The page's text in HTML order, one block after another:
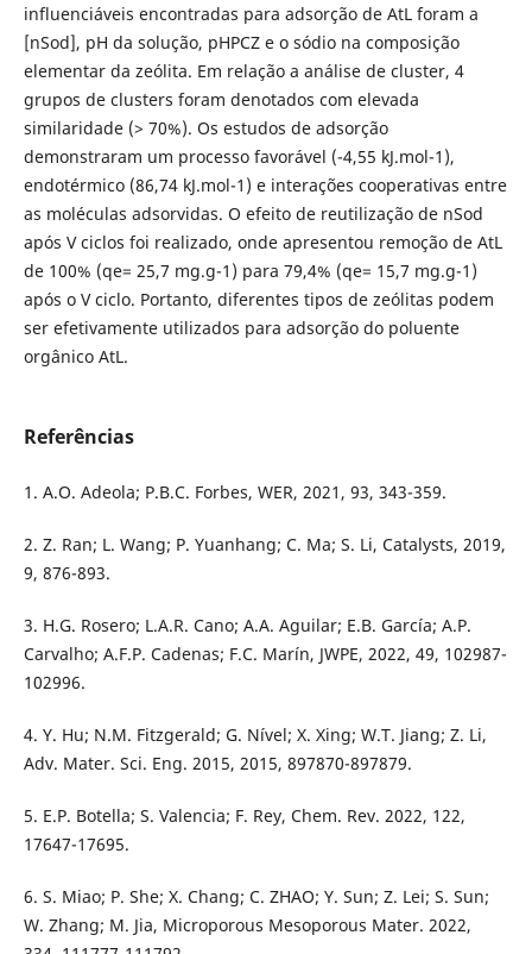
influenciáveis encontradas para adsorção de AtL foram a
[nSod], pH da solução, pHPCZ e o sódio na composição
elementar da zeólita. Em relação a análise de cluster, 4
grupos de clusters foram denotados com elevada
similaridade (> 70%). Os estudos de adsorção
demonstraram um processo favorável (-4,55 kJ.mol-1),
endotérmico (86,74 kJ.mol-1) e interações cooperativas entre
as moléculas adsorvidas. O efeito de reutilização de nSod
após V ciclos foi realizado, onde apresentou remoção de AtL
de 100% (qe= 25,7 mg.g-1) para 79,4% (qe= 15,7 mg.g-1)
após o V ciclo. Portanto, diferentes tipos de zeólitas podem
ser efetivamente utilizados para adsorção do poluente
orgânico AtL.
Referências
1. A.O. Adeola; P.B.C. Forbes, WER, 2021, 93, 343-359.
2. Z. Ran; L. Wang; P. Yuanhang; C. Ma; S. Li, Catalysts, 2019,
9, 876-893.
3. H.G. Rosero; L.A.R. Cano; A.A. Aguilar; E.B. García; A.P.
Carvalho; A.F.P. Cadenas; F.C. Marín, JWPE, 2022, 49, 102987-
102996.
4. Y. Hu; N.M. Fitzgerald; G. Nível; X. Xing; W.T. Jiang; Z. Li,
Adv. Mater. Sci. Eng. 2015, 2015, 897870-897879.
5. E.P. Botella; S. Valencia; F. Rey, Chem. Rev. 2022, 122,
17647-17695.
6. S. Miao; P. She; X. Chang; C. ZHAO; Y. Sun; Z. Lei; S. Sun;
W. Zhang; M. Jia, Microporous Mesoporous Mater. 2022,